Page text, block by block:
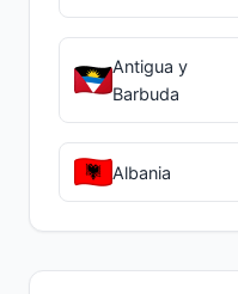
Antigua y
Barbuda
Albania